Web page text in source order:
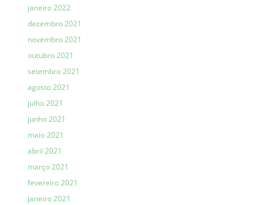
janeiro 2022
dezembro 2021
novembro 2021
outubro 2021
setembro 2021
agosto 2021
julho 2021
junho 2021
maio 2021
abril 2021
março 2021
fevereiro 2021
janeiro 2021